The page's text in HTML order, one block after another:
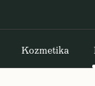
Kozmetika